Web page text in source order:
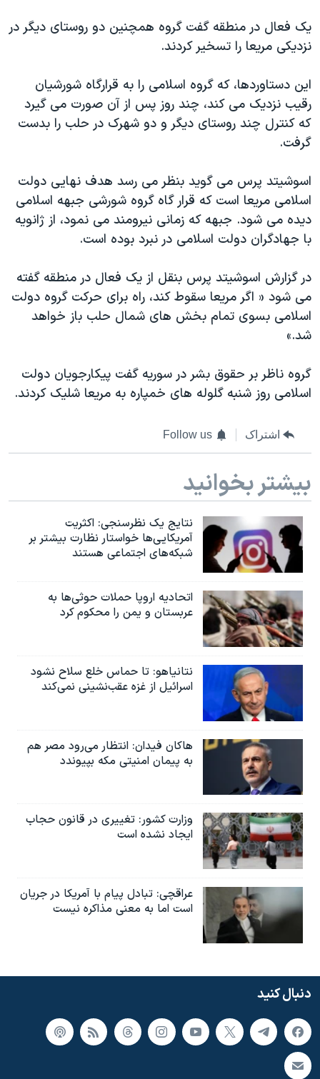
یک فعال در منطقه گفت گروه همچنین دو روستای دیگر در
نزدیکی مریعا را تسخیر کردند.
این دستاوردها، که گروه اسلامی را به قرارگاه شورشیان
رقیب نزدیک می کند، چند روز پس از آن صورت می گیرد
که کنترل چند روستای دیگر و دو شهرک در حلب را بدست
گرفت.
اسوشیتد پرس می گوید بنظر می رسد هدف نهایی دولت
اسلامی مریعا است که قرار گاه گروه شورشی جبهه اسلامی
دیده می شود. جبهه که زمانی نیرومند می نمود، از ژانویه
با جهادگران دولت اسلامی در نبرد بوده است.
در گزارش اسوشیتد پرس بنقل از یک فعال در منطقه گفته
می شود « اگر مریعا سقوط کند، راه برای حرکت گروه دولت
اسلامی بسوی تمام بخش های شمال حلب باز خواهد
شد.»
گروه ناظر بر حقوق بشر در سوریه گفت پیکارجویان دولت
اسلامی روز شنبه گلوله های خمپاره به مریعا شلیک کردند.
اشتراک Follow us
بیشتر بخوانید
نتایج یک نظرسنجی: اکثریت
آمریکایی‌ها خواستار نظارت بیشتر بر
شبکه‌های اجتماعی هستند
اتحادیه اروپا حملات حوثی‌ها به
عربستان و یمن را محکوم کرد
نتانیاهو: تا حماس خلع سلاح نشود
اسرائیل از غزه عقب‌نشینی نمی‌کند
هاکان فیدان: انتظار می‌رود مصر هم
به پیمان امنیتی مکه بپیوندد
وزارت کشور: تغییری در قانون حجاب
ایجاد نشده است
عراقچی: تبادل پیام با آمریکا در جریان
است اما به معنی مذاکره نیست
دنبال کنید